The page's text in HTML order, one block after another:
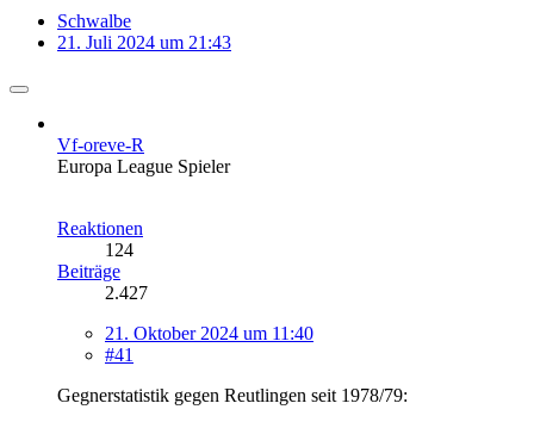
Schwalbe
21. Juli 2024 um 21:43
Vf-oreve-R
Europa League Spieler
Reaktionen
124
Beiträge
2.427
21. Oktober 2024 um 11:40
#41
Gegnerstatistik gegen Reutlingen seit 1978/79: